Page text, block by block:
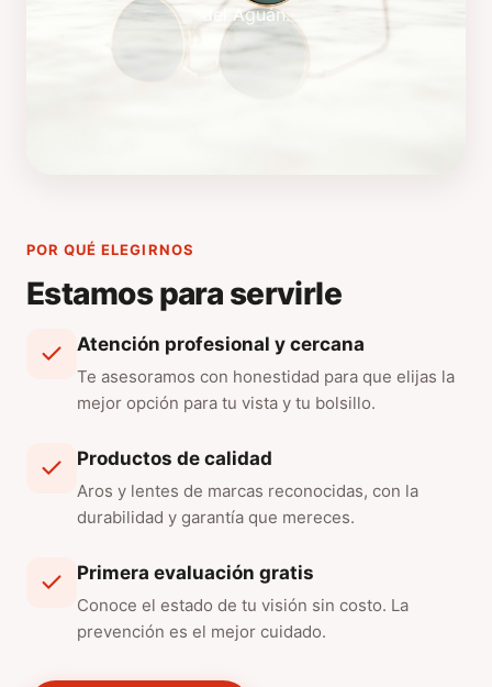
del Aguán.
POR QUÉ ELEGIRNOS
Estamos para servirle
Atención profesional y cercana
Te asesoramos con honestidad para que elijas la
mejor opción para tu vista y tu bolsillo.
Productos de calidad
Aros y lentes de marcas reconocidas, con la
durabilidad y garantía que mereces.
Primera evaluación gratis
Conoce el estado de tu visión sin costo. La
prevención es el mejor cuidado.